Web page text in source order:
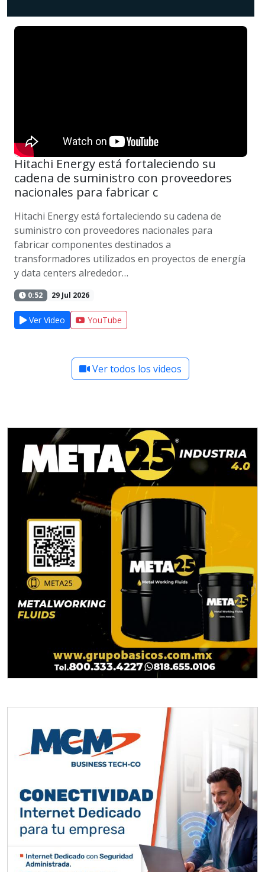
Hitachi Energy está fortaleciendo su
cadena de suministro con proveedores
nacionales para fabricar c
Hitachi Energy está fortaleciendo su cadena de
suministro con proveedores nacionales para
fabricar componentes destinados a
transformadores utilizados en proyectos de energía
y data centers alrededor…
0:52 29 Jul 2026
Ver Video YouTube
Ver todos los videos